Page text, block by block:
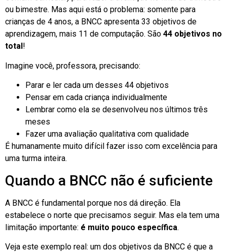
ou bimestre. Mas aqui está o problema: somente para
crianças de 4 anos, a BNCC apresenta 33 objetivos de
aprendizagem, mais 11 de computação. São 44 objetivos no
total !
Imagine você, professora, precisando:
Parar e ler cada um desses 44 objetivos
Pensar em cada criança individualmente
Lembrar como ela se desenvolveu nos últimos três
meses
Fazer uma avaliação qualitativa com qualidade
É humanamente muito difícil fazer isso com excelência para
uma turma inteira.
Quando a BNCC não é suficiente
A BNCC é fundamental porque nos dá direção. Ela
estabelece o norte que precisamos seguir. Mas ela tem uma
limitação importante: é muito pouco específica.
Veja este exemplo real: um dos objetivos da BNCC é que a